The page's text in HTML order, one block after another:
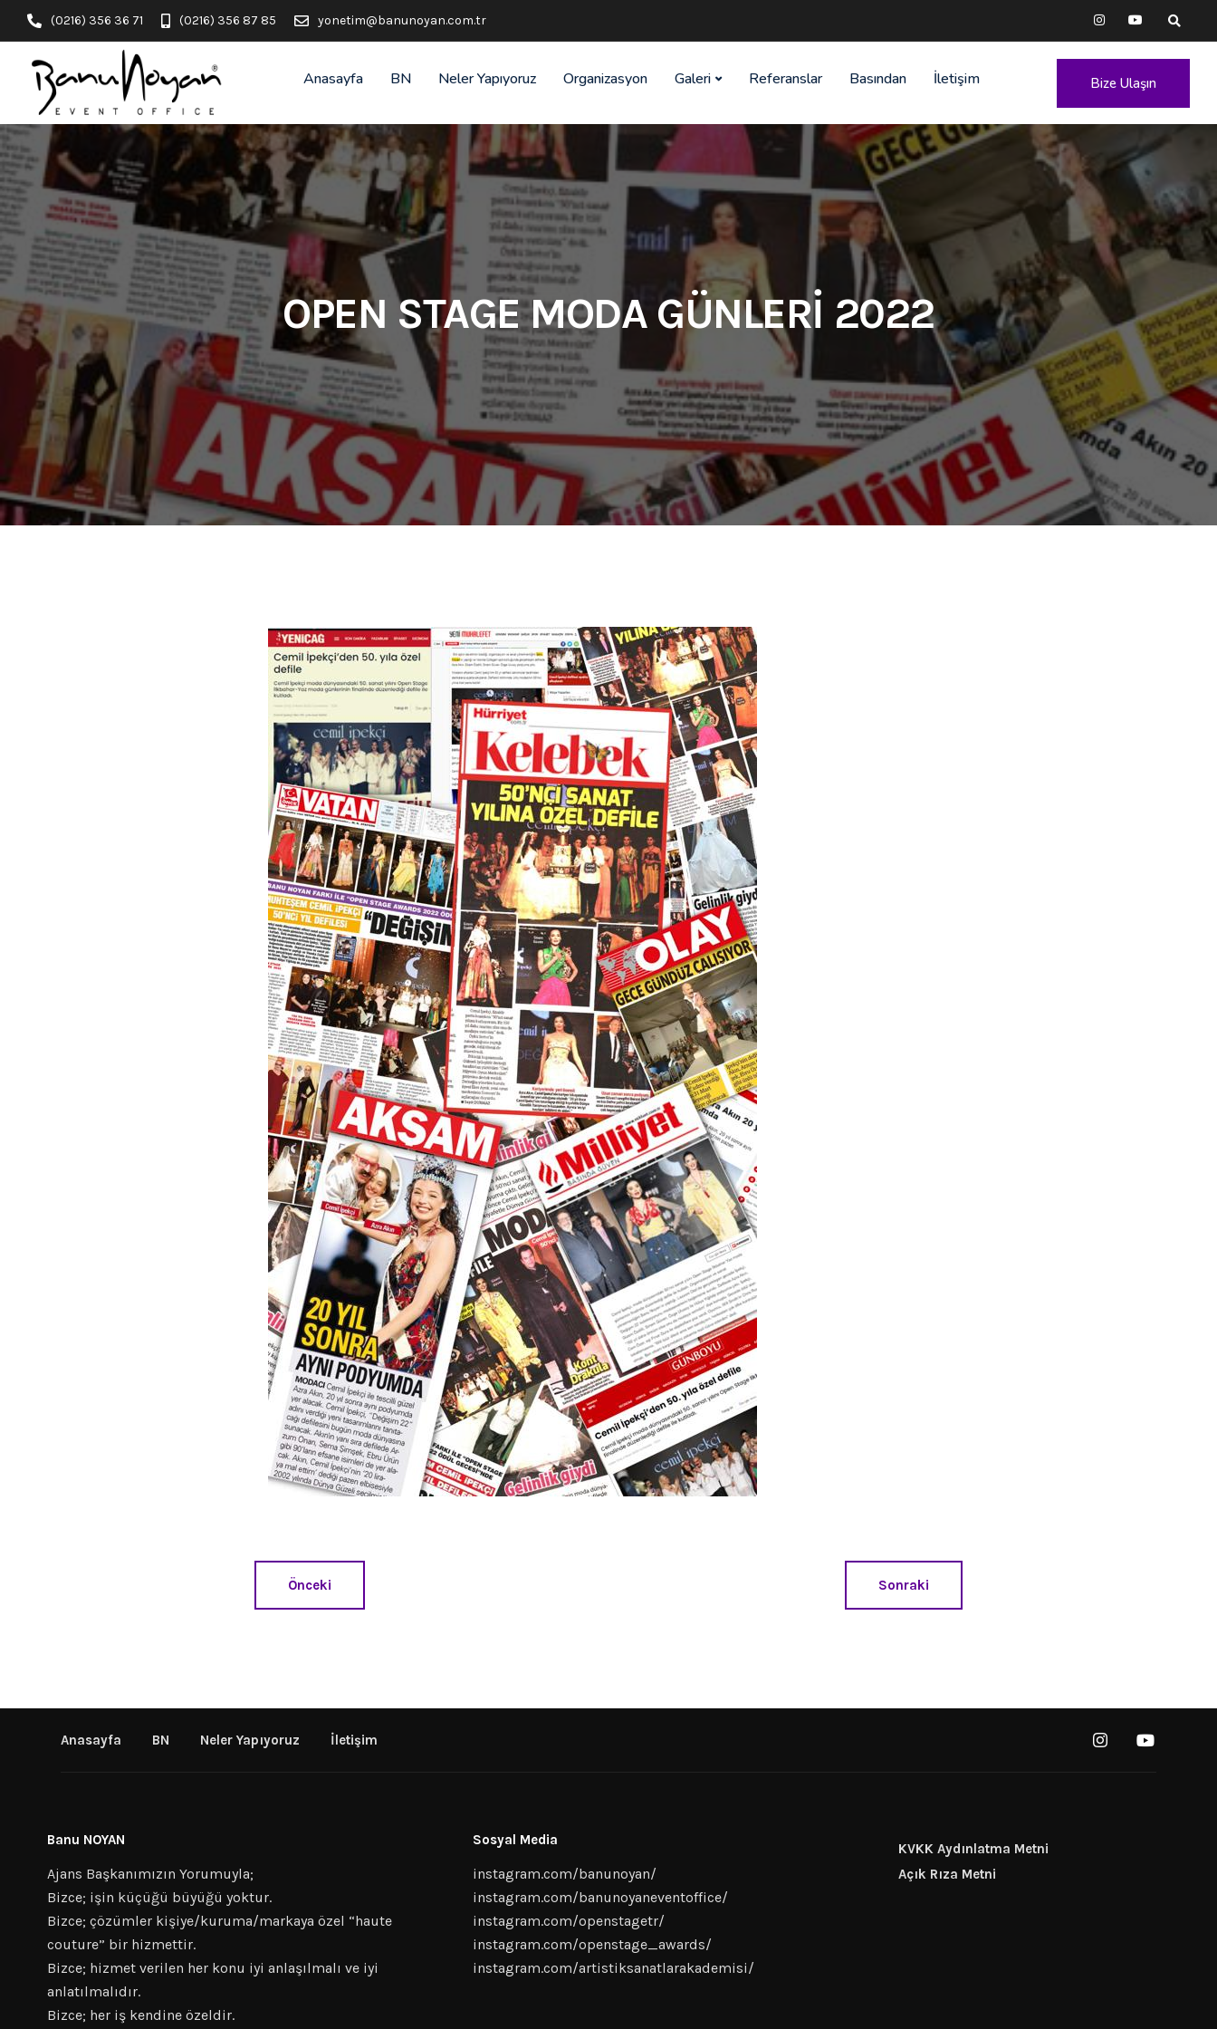
(0216) 356 36 71 (0216) 356 87 85 yonetim@banunoyan.com.tr
Anasayfa BN Neler Yapıyoruz Organizasyon Galeri Referanslar Basından İletişim Bize Ulaşın
OPEN STAGE MODA GÜNLERİ 2022
Önceki Sonraki
Anasayfa BN Neler Yapıyoruz İletişim
Banu NOYAN
Ajans Başkanımızın Yorumuyla;
Bizce; işin küçüğü büyüğü yoktur.
Bizce; çözümler kişiye/kuruma/markaya özel “haute
couture” bir hizmettir.
Bizce; hizmet verilen her konu iyi anlaşılmalı ve iyi
anlatılmalıdır.
Bizce; her iş kendine özeldir.
Sosyal Media
instagram.com/banunoyan/
instagram.com/banunoyaneventoffice/
instagram.com/openstagetr/
instagram.com/openstage_awards/
instagram.com/artistiksanatlarakademisi/
KVKK Aydınlatma Metni
Açık Rıza Metni